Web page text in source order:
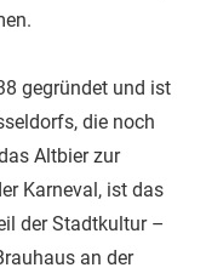
gegründet und ist
die noch
Altbier zur
Karneval, ist das
der Stadtkultur –
an der